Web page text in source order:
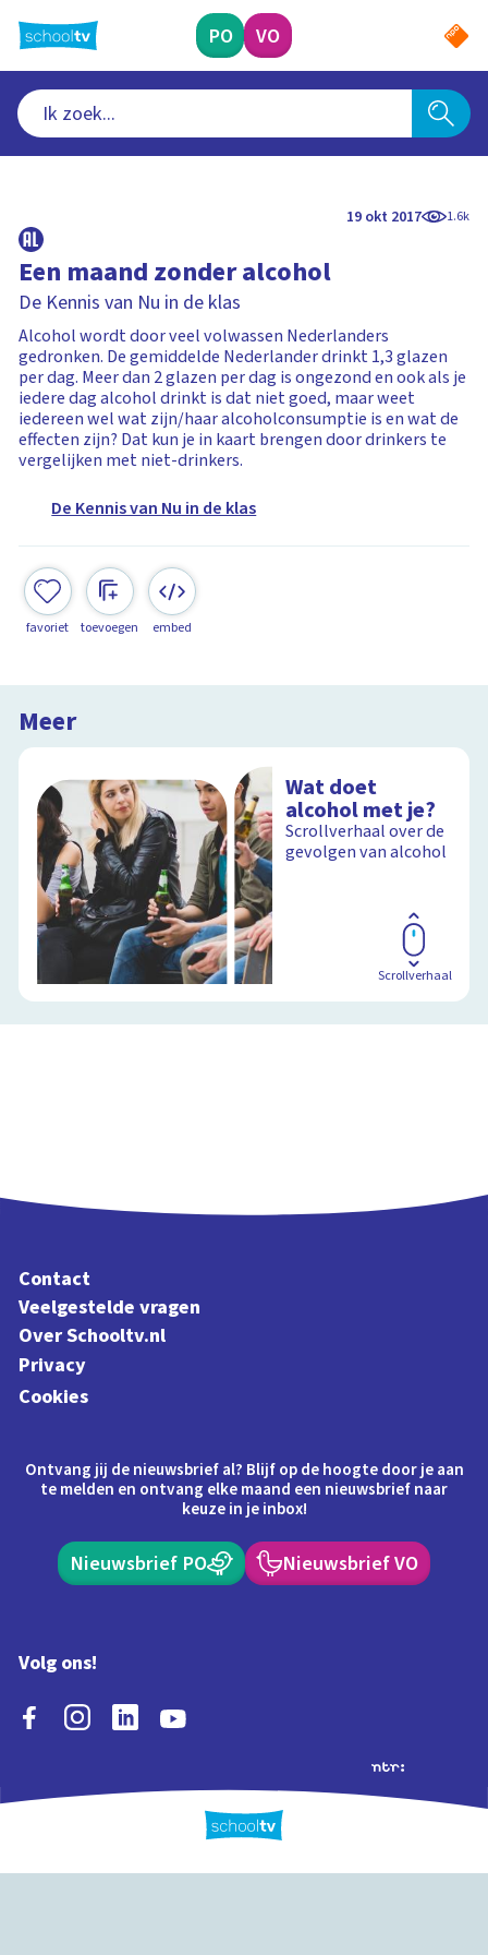
naar
hoofdinhoud
PO VO
19 okt 2017 1.6k
Een maand zonder alcohol
De Kennis van Nu in de klas
Alcohol wordt door veel volwassen Nederlanders
gedronken. De gemiddelde Nederlander drinkt 1,3 glazen
per dag. Meer dan 2 glazen per dag is ongezond en ook als je
iedere dag alcohol drinkt is dat niet goed, maar weet
iedereen wel wat zijn/haar alcoholconsumptie is en wat de
effecten zijn? Dat kun je in kaart brengen door drinkers te
vergelijken met niet-drinkers.
De Kennis van Nu in de klas
favoriet toevoegen embed
Meer
Wat doet
alcohol met je?
Scrollverhaal over de
gevolgen van alcohol
Scrollverhaal
Contact
Veelgestelde vragen
Over Schooltv.nl
Privacy
Cookies
Ontvang jij de nieuwsbrief al? Blijf op de hoogte door je aan
te melden en ontvang elke maand een nieuwsbrief naar
keuze in je inbox!
Nieuwsbrief PO Nieuwsbrief VO
Volg ons!